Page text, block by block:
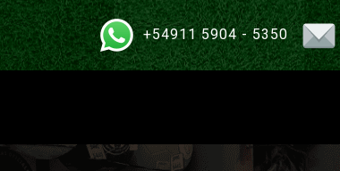
+54911 5904 - 5350